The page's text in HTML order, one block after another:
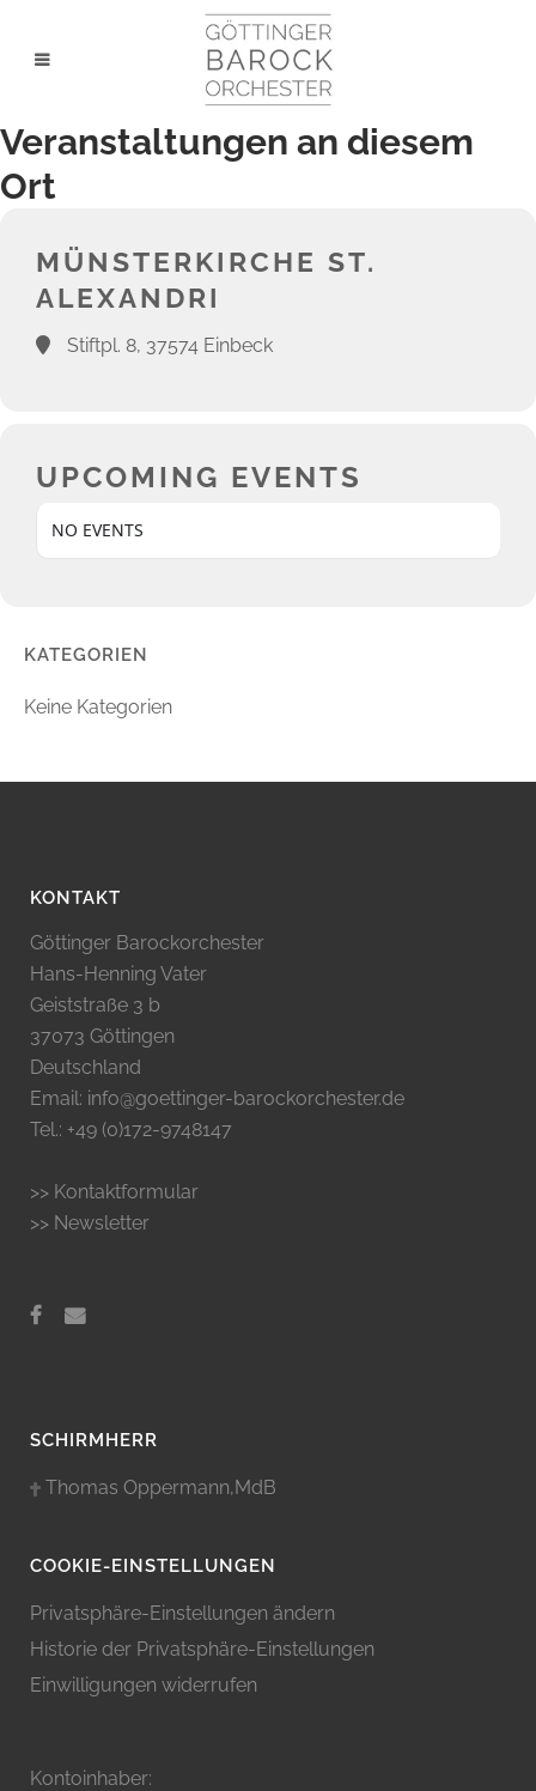
Veranstaltungen an diesem
Ort
MÜNSTERKIRCHE ST.
ALEXANDRI
Stiftpl. 8, 37574 Einbeck
UPCOMING EVENTS
NO EVENTS
KATEGORIEN
Keine Kategorien
KONTAKT
Göttinger Barockorchester
Hans-Henning Vater
Geiststraße 3 b
37073 Göttingen
Deutschland
Email: info@goettinger-barockorchester.de
Tel.: +49 (0)172-9748147
>> Kontaktformular
>> Newsletter
SCHIRMHERR
Thomas Oppermann,MdB
COOKIE-EINSTELLUNGEN
Privatsphäre-Einstellungen ändern
Historie der Privatsphäre-Einstellungen
Einwilligungen widerrufen
Kontoinhaber: